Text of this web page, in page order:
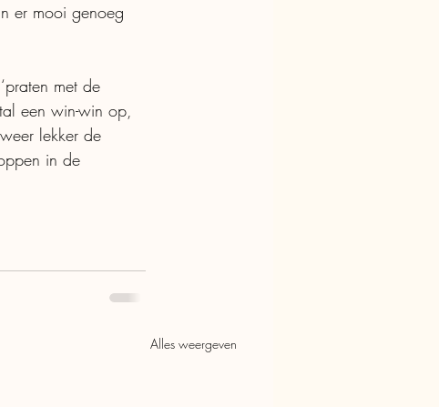
er mooi genoeg
met de
een win-win op,
lekker de
in de
Alles weergeven